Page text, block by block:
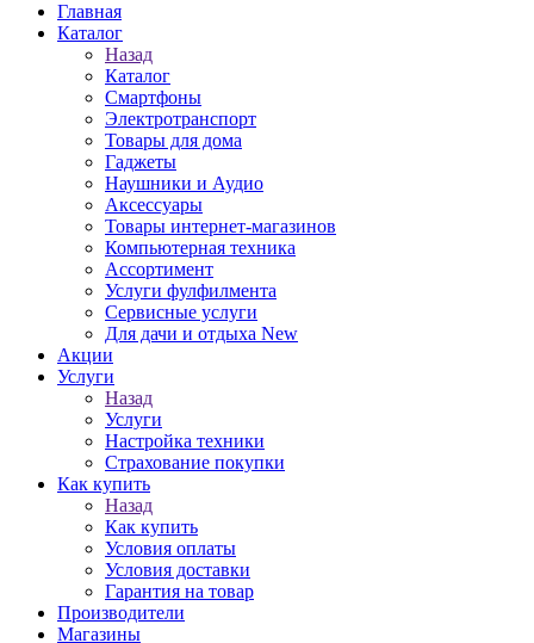
Главная
Каталог
Назад
Каталог
Смартфоны
Электротранспорт
Товары для дома
Гаджеты
Наушники и Аудио
Аксессуары
Товары интернет-магазинов
Компьютерная техника
Ассортимент
Услуги фулфилмента
Сервисные услуги
Для дачи и отдыха New
Акции
Услуги
Назад
Услуги
Настройка техники
Страхование покупки
Как купить
Назад
Как купить
Условия оплаты
Условия доставки
Гарантия на товар
Производители
Магазины